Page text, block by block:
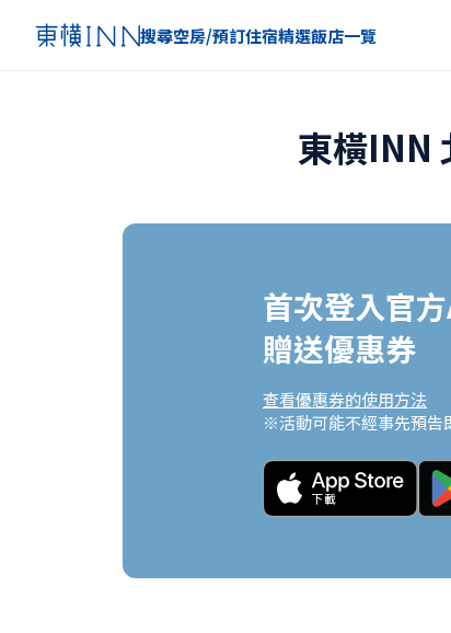
搜尋空房/預訂住宿精選飯店一覽
東橫INN
首次登入官
贈送優惠券
查看優惠券的使用方法
※活動可能不經事先預告